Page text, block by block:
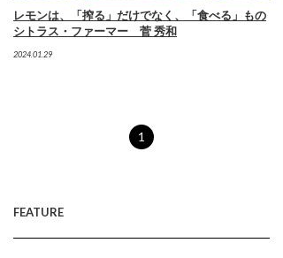
レモンは、「搾る」だけでなく、「食べる」もの
シトラス・ファーマー 菅 秀和
2024.01.29
1
FEATURE